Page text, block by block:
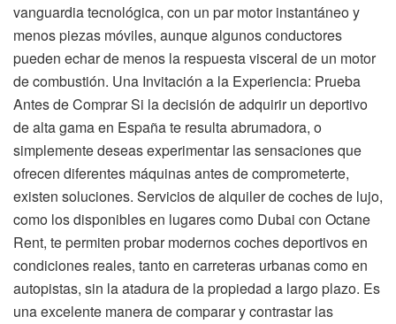
vanguardia tecnológica, con un par motor instantáneo y
menos piezas móviles, aunque algunos conductores
pueden echar de menos la respuesta visceral de un motor
de combustión. Una Invitación a la Experiencia: Prueba
Antes de Comprar Si la decisión de adquirir un deportivo
de alta gama en España te resulta abrumadora, o
simplemente deseas experimentar las sensaciones que
ofrecen diferentes máquinas antes de comprometerte,
existen soluciones. Servicios de alquiler de coches de lujo,
como los disponibles en lugares como Dubai con Octane
Rent, te permiten probar modernos coches deportivos en
condiciones reales, tanto en carreteras urbanas como en
autopistas, sin la atadura de la propiedad a largo plazo. Es
una excelente manera de comparar y contrastar las